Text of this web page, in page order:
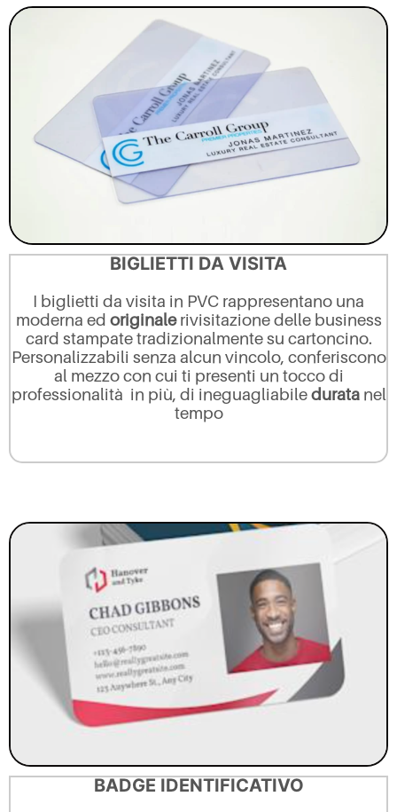
BIGLIETTI DA VISITA
I biglietti da visita in PVC rappresentano una
moderna ed originalerivisitazione delle business
card stampate tradizionalmente su cartoncino.
Personalizzabili senza alcun vincolo, conferiscono
al mezzo con cui ti presenti un tocco di
professionalità in più, di ineguagliabileduratanel
tempo
BADGE IDENTIFICATIVO